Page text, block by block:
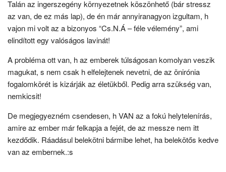
Talán az ingerszegény környezetnek köszönhető (bár stressz
az van, de ez más lap), de én már annyiranagyon izgultam, h
vajon mi volt az a bizonyos “Cs.N.Á – féle vélemény”, ami
elindított egy valóságos lavinát!
A probléma ott van, h az emberek túlságosan komolyan veszik
magukat, s nem csak h elfelejtenek nevetni, de az önirónia
fogalomkörét is kizárják az életükből. Pedig arra szükség van,
nemkicsit!
De megjegyezném csendesen, h VAN az a fokú helytelenírás,
amire az ember már felkapja a fejét, de az messze nem itt
kezdődik. Ráadásul belekötni bármibe lehet, ha belekötős kedve
van az embernek.:s